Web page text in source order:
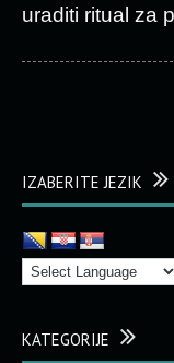
uraditi ritual za
IZABERITE JEZIK
KATEGORIJE